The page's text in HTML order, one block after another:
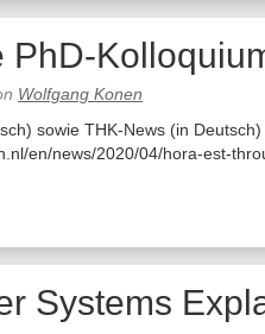
PhD-
Wolfgang Konen
sowie THK-News (in Deutsch)
en/news/2020/04/hora-est-
Systems